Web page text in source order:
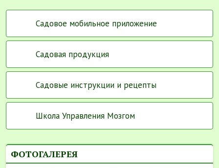
Садовое мобильное приложение
Садовая продукция
Садовые инструкции и рецепты
Школа Управления Мозгом
ФОТОГАЛЕРЕЯ